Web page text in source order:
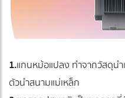
1.แกนหม้อแปลง ทำจากวัสดุนำ
ตัวนำสนามแม่เหล็ก